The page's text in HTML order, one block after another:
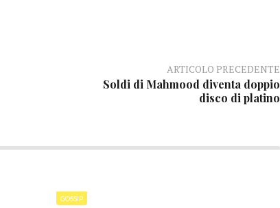
ARTICOLO PRECEDENTE
Soldi di Mahmood diventa doppio
disco di platino
GOSSIP